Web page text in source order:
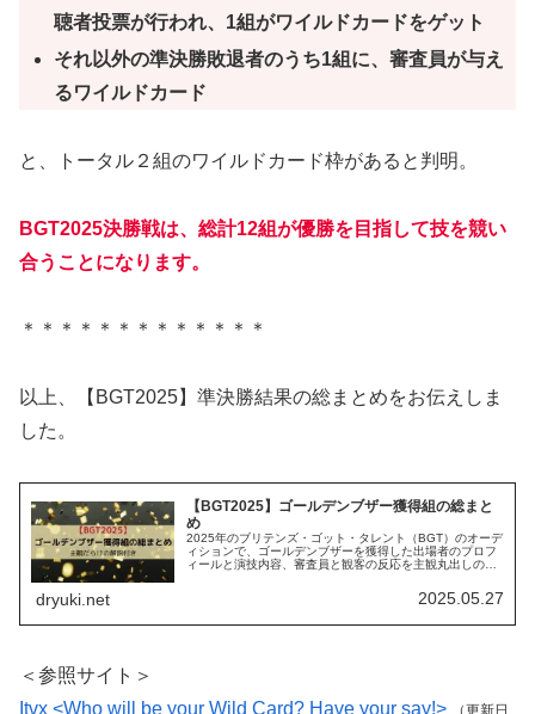
聴者投票が行われ、1組がワイルドカードをゲット
それ以外の準決勝敗退者のうち1組に、審査員が与え
るワイルドカード
と、トータル２組のワイルドカード枠があると判明。
BGT2025決勝戦は、総計12組が優勝を目指して技を競い
合うことになります。
＊＊＊＊＊＊＊＊＊＊＊＊＊
以上、【BGT2025】準決勝結果の総まとめをお伝えしま
した。
【BGT2025】ゴールデンブザー獲得組の総まと
め
2025年のブリテンズ・ゴット・タレント（BGT）のオーデ
ィションで、ゴールデンブザーを獲得した出場者のプロフ
ィールと演技内容、審査員と観客の反応を主観丸出しのコ
dryuki.net 2025.05.27
＜参照サイト＞
Itvx <Who will be your Wild Card? Have your say!>